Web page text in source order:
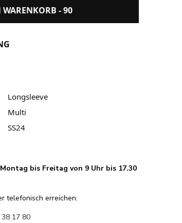
-90
Longsleeve
Multi
SS24
Montag bis Freitag von 9 Uhr bis 17.30
telefonisch erreichen:
17 80